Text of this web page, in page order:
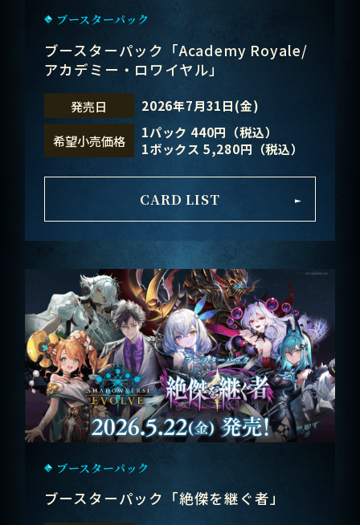
ブースターパック
ブースターパック「Academy Royale/
アカデミー・ロワイヤル」
発売日 2026年7月31日(金)
希望小売価格
1パック 440円（税込）
1ボックス 5,280円（税込）
CARD LIST
ブースターパック
ブースターパック「絶傑を継ぐ者」